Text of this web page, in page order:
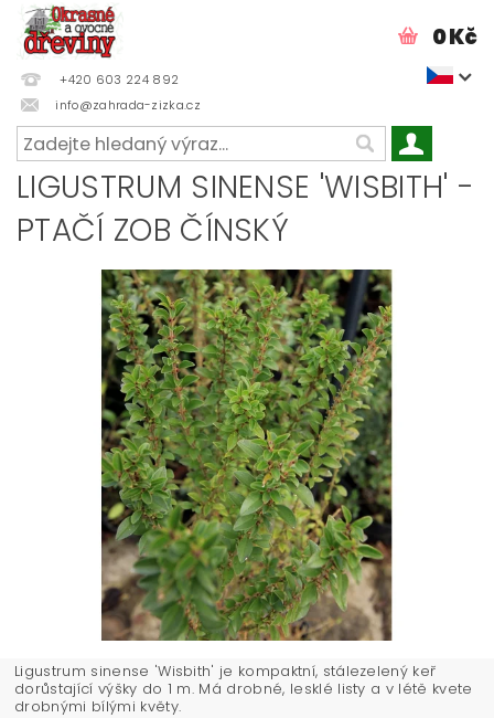
+420 603 224 892
info@zahrada-zizka.cz
0 Kč
LIGUSTRUM SINENSE 'WISBITH' -
PTAČÍ ZOB ČÍNSKÝ
Ligustrum sinense 'Wisbith' je kompaktní, stálezelený keř
dorůstající výšky do 1 m. Má drobné, lesklé listy a v létě kvete
drobnými bílými květy.